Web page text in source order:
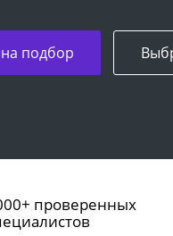
подбор
проверенных